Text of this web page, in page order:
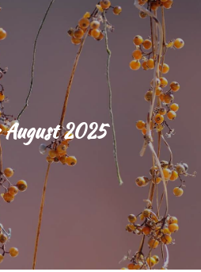
August 2025